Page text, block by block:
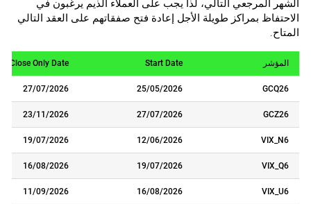
الشهر المرجعي التالي، لذا يجب على العملاء الذيم يرغبون في
الاحتفاظ بمراكز طويلة الأجل إعادة فتح صفقاتهم على العقد التالي
المتاح.
المؤشر Start Date
Close Only Date
GCQ26
25/05/2026
27/07/2026
GCZ26
27/07/2026
23/11/2026
VIX_N6
12/06/2026
19/07/2026
VIX_Q6
19/07/2026
16/08/2026
VIX_U6
16/08/2026
11/09/2026